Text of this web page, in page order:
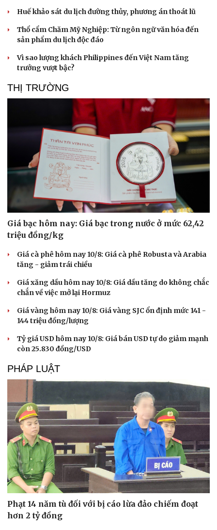
Du lịch
Tư vấn
Săn Tour
check-in
Câu chuyện thời sự
Đọc truyện đêm khuya
Cửa sổ tình yêu
Kể chuyện cho bé
Hạt giống tâm hồn
Huế khảo sát du lịch đường thủy, phương án thoát lũ
Thổ cẩm Chăm Mỹ Nghiệp: Từ ngôn ngữ văn hóa đến
sản phẩm du lịch độc đáo
Vì sao lượng khách Philippines đến Việt Nam tăng
trưởng vượt bậc?
THỊ TRƯỜNG
Giá bạc hôm nay: Giá bạc trong nước ở mức 62,42
triệu đồng/kg
Giá cà phê hôm nay 10/8: Giá cà phê Robusta và Arabia
tăng - giảm trái chiều
Giá xăng dầu hôm nay 10/8: Giá dầu tăng do không chắc
chắn về việc mở lại Hormuz
Giá vàng hôm nay 10/8: Giá vàng SJC ổn định mức 141 -
144 triệu đồng/lượng
Tỷ giá USD hôm nay 10/8: Giá bán USD tự do giảm mạnh
còn 25.830 đồng/USD
PHÁP LUẬT
Phạt 14 năm tù đối với bị cáo lừa đảo chiếm đoạt
hơn 2 tỷ đồng